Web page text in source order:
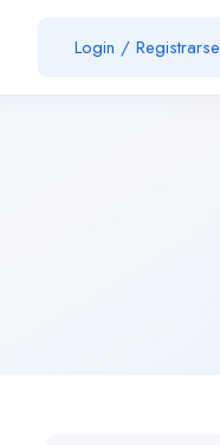
Login / Registrarse